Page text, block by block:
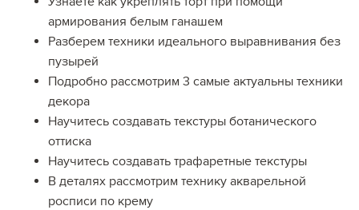
армирования белым ганашем
Разберем техники идеального выравнивания без
пузырей
Подробно рассмотрим 3 самые актуальны техники
декора
Научитесь создавать текстуры ботанического
оттиска
Научитесь создавать трафаретные текстуры
В деталях рассмотрим технику акварельной
росписи по крему